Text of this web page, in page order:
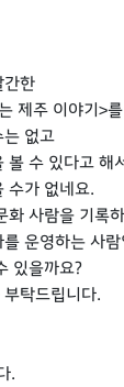
간한
제주 이야기>
없고
볼 수 있다고 해
수가 없네요.
화 사람을 기록
운영하는 사
있을까요?
탁드립니다.
.